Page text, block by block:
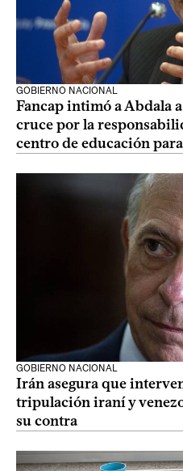
GOBIERNO NACIONAL
Fancap intimó a Abdala
cruce por la
centro de educación
GOBIERNO NACIONAL
Irán asegura que
tripulación iraní y
su contra